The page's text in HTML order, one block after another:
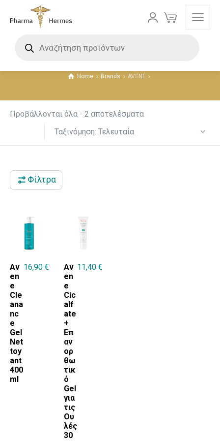
Home Brands AVENE
Προβάλλονται όλα - 2 αποτελέσματα
Ταξινόμηση: Τελευταία
Φίλτρα
17 €
4 7 11 14 17
Av
en
e
Cle
ana
nc
e
Gel
Net
toy
ant
400
ml
16,90 €
Av
en
e
Cic
alf
ate
+
Επ
αν
ορ
θω
τικ
ό
Gel
για
τις
Ου
λές
30
11,40 €